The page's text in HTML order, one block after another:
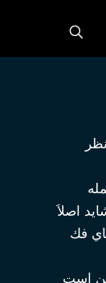
اصلاَ
فك
است